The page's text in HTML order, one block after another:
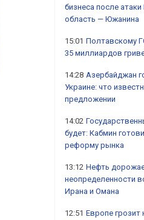
бизнеса после
область — Южанина
15:01 Полтавскому
35 миллиардов
14:28 Азербайджан
Украине: что
предложении
14:02
будет: Кабмин
реформу рынка
13:12 Нефть
неопределенности
Ирана и Омана
12:51 Европе грозит